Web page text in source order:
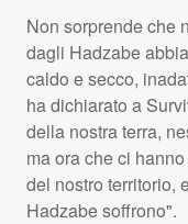
Non sorprende che
dagli Hadzabe
caldo e secco,
ha dichiarato a
della nostra terra,
ma ora che ci
del nostro territorio,
Hadzabe soffrono".